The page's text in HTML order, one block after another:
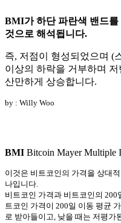
BMI가 하단 파란색 밴드를
것으로 해석됩니다.
즉, 저점이 형성되었으며 (
이상의 하락을 거부하며
산만하게 상승합니다.
by : Willy Woo
BMI Bitcoin Mayer Multiple
이것은 비트코인의 가격을 상대
나입니다.
비트코인 가격과 비트코인의 200
트코인 가격이 200일 이동 평균
로 받아들이고, 낮을 때는 저평가